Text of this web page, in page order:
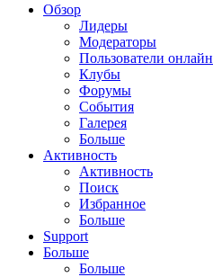
Обзор
Лидеры
Модераторы
Пользователи онлайн
Клубы
Форумы
События
Галерея
Больше
Активность
Активность
Поиск
Избранное
Больше
Support
Больше
Больше